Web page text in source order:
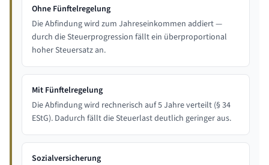
Ohne Fünftelregelung
Die Abfindung wird zum Jahreseinkommen addiert —
durch die Steuerprogression fällt ein überproportional
hoher Steuersatz an.
Mit Fünftelregelung
Die Abfindung wird rechnerisch auf 5 Jahre verteilt (§ 34
EStG). Dadurch fällt die Steuerlast deutlich geringer aus.
Sozialversicherung